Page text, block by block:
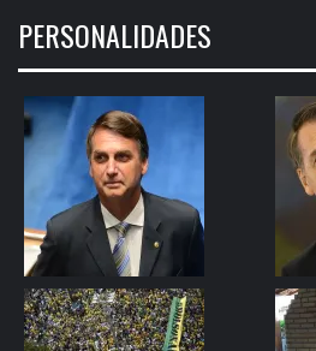
PERSONALIDADES